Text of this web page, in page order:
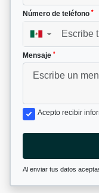
Número de teléfono *
▼
Mensaje *
Acepto recibir
Al enviar tus datos